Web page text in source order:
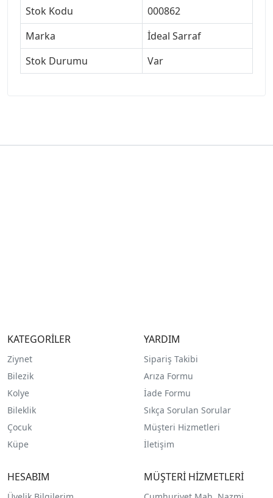
Stok Kodu
000862
Marka
İdeal Sarraf
Stok Durumu
Var
KATEGORİLER
Ziynet
Bilezik
Kolye
Bileklik
Çocuk
Küpe
YARDIM
Sipariş Takibi
Arıza Formu
İade Formu
Sıkça Sorulan Sorular
Müşteri Hizmetleri
İletişim
HESABIM MÜŞTERİ HİZMETLERİ